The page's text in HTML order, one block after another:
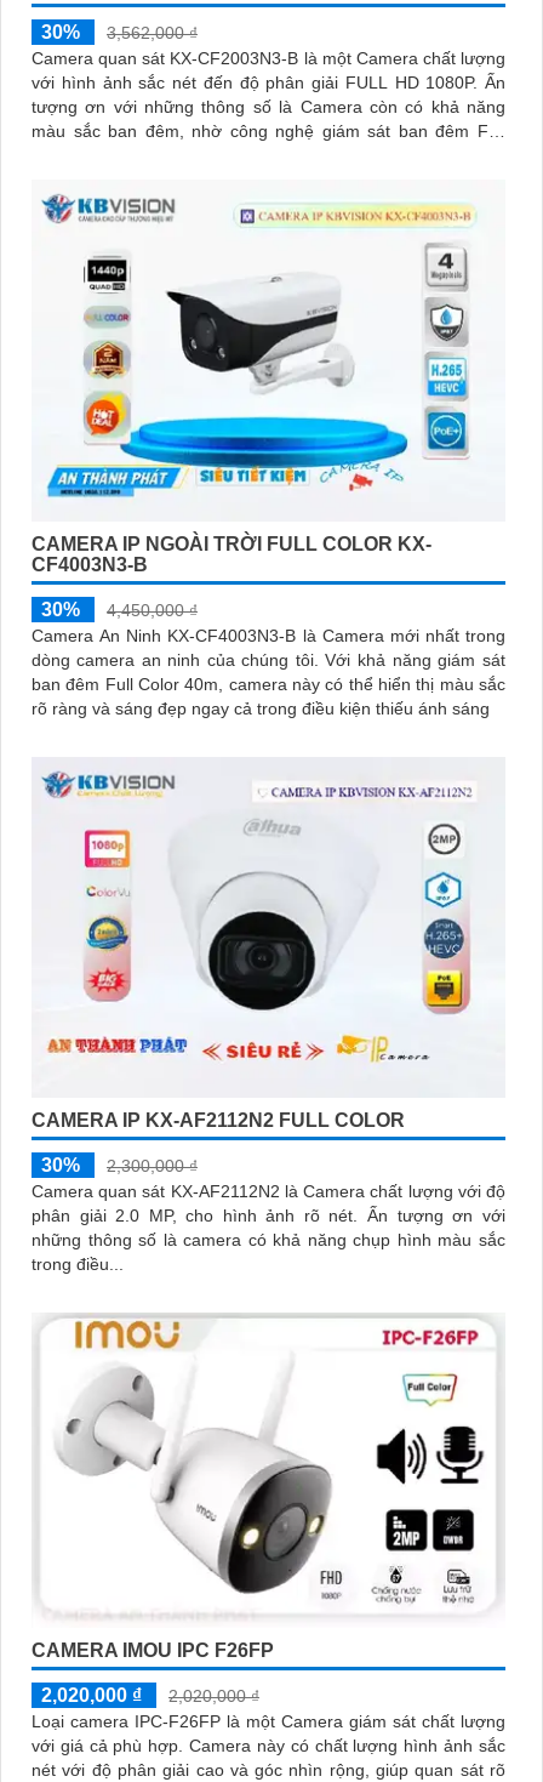
30%
3,562,000 ₫
Camera quan sát KX-CF2003N3-B là một Camera chất lượng
với hình ảnh sắc nét đến độ phân giải FULL HD 1080P. Ấn
tượng ơn với những thông số là Camera còn có khả năng
màu sắc ban đêm, nhờ công nghệ giám sát ban đêm Full
CAMERA IP NGOÀI TRỜI FULL COLOR KX-
CF4003N3-B
30%
4,450,000 ₫
Camera An Ninh KX-CF4003N3-B là Camera mới nhất trong
dòng camera an ninh của chúng tôi. Với khả năng giám sát
ban đêm Full Color 40m, camera này có thể hiển thị màu sắc
rõ ràng và sáng đẹp ngay cả trong điều kiện thiếu ánh sáng
CAMERA IP KX-AF2112N2 FULL COLOR
30%
2,300,000 ₫
Camera quan sát KX-AF2112N2 là Camera chất lượng với độ
phân giải 2.0 MP, cho hình ảnh rõ nét. Ấn tượng ơn với
những thông số là camera có khả năng chụp hình màu sắc
trong điều...
CAMERA IMOU IPC F26FP
2,020,000 ₫
2,020,000 ₫
Loại camera IPC-F26FP là một Camera giám sát chất lượng
với giá cả phù hợp. Camera này có chất lượng hình ảnh sắc
nét với độ phân giải cao và góc nhìn rộng, giúp quan sát rõ